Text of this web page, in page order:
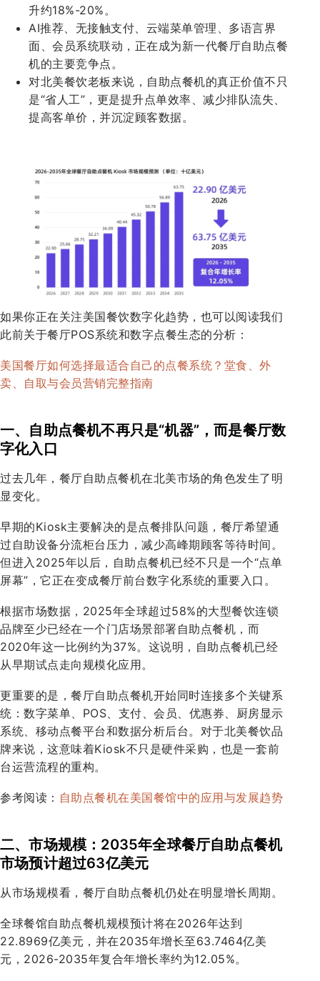
升约18%-20%。
AI推荐、无接触支付、云端菜单管理、多语言界
面、会员系统联动，正在成为新一代餐厅自助点餐
机的主要竞争点。
对北美餐饮老板来说，自助点餐机的真正价值不只
是“省人工”，更是提升点单效率、减少排队流失、
提高客单价，并沉淀顾客数据。
如果你正在关注美国餐饮数字化趋势，也可以阅读我们
此前关于餐厅POS系统和数字点餐生态的分析：
美国餐厅如何选择最适合自己的点餐系统？堂食、外
卖、自取与会员营销完整指南
一、自助点餐机不再只是“机器”，而是餐厅数
字化入口
过去几年，餐厅自助点餐机在北美市场的角色发生了明
显变化。
早期的Kiosk主要解决的是点餐排队问题，餐厅希望通
过自助设备分流柜台压力，减少高峰期顾客等待时间。
但进入2025年以后，自助点餐机已经不只是一个“点单
屏幕”，它正在变成餐厅前台数字化系统的重要入口。
根据市场数据，2025年全球超过58%的大型餐饮连锁
品牌至少已经在一个门店场景部署自助点餐机，而
2020年这一比例约为37%。这说明，自助点餐机已经
从早期试点走向规模化应用。
更重要的是，餐厅自助点餐机开始同时连接多个关键系
统：数字菜单、POS、支付、会员、优惠券、厨房显示
系统、移动点餐平台和数据分析后台。对于北美餐饮品
牌来说，这意味着Kiosk不只是硬件采购，也是一套前
台运营流程的重构。
参考阅读： 自助点餐机在美国餐馆中的应用与发展趋势
二、市场规模：2035年全球餐厅自助点餐机
市场预计超过63亿美元
从市场规模看，餐厅自助点餐机仍处在明显增长周期。
全球餐馆自助点餐机规模预计将在2026年达到
22.8969亿美元，并在2035年增长至63.7464亿美
元，2026-2035年复合年增长率约为12.05%。